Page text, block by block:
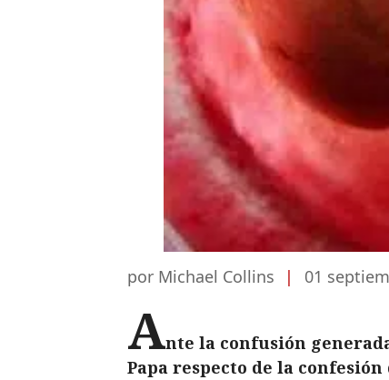
por Michael Collins | 01
Ante la confusión
Papa respecto de la